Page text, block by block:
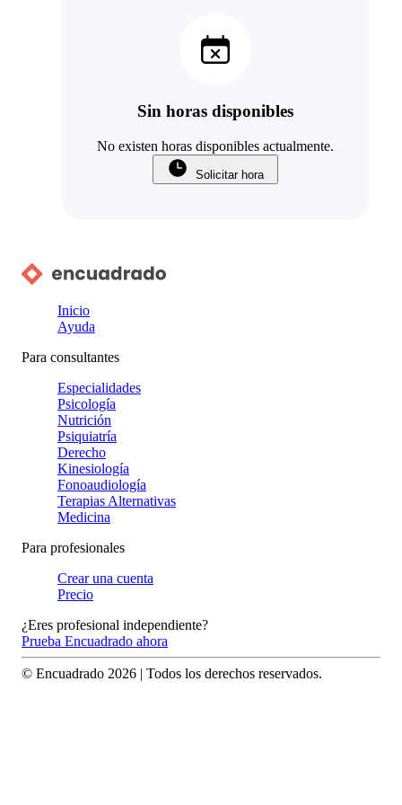
Sin horas disponibles
No existen horas disponibles actualmente.
Solicitar hora
Inicio
Ayuda
Para consultantes
Especialidades
Psicología
Nutrición
Psiquiatría
Derecho
Kinesiología
Fonoaudiología
Terapias Alternativas
Medicina
Para profesionales
Crear una cuenta
Precio
¿Eres profesional independiente?
Prueba Encuadrado ahora
© Encuadrado 2026 | Todos los derechos reservados.